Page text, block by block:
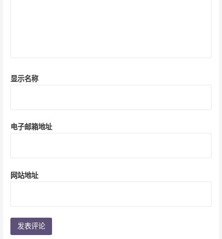
显示名称
电子邮箱地址
网站地址